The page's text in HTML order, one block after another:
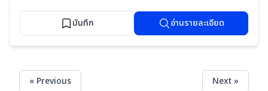
บันทึก อ่านรายละเอียด
« Previous Next »